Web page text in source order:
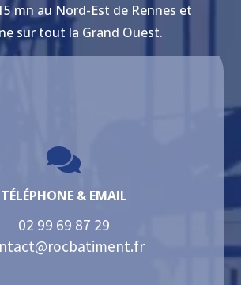
mn au Nord-Est de Rennes et
sur tout la Grand Ouest.

TÉLÉPHONE & EMAIL
02 99 69 87 29